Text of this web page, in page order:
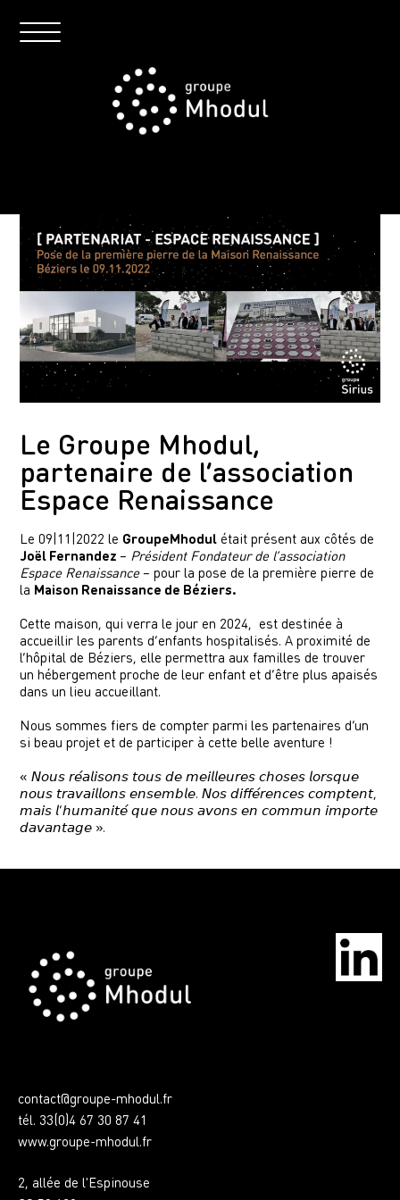
Le Groupe Mhodul,
partenaire de l’association
Espace Renaissance
Le 09|11|2022 le GroupeMhodul était présent aux côtés de
Joël Fernandez– Président Fondateur de l’association
Espace Renaissance– pour la pose de la première pierre de
la Maison Renaissance de Béziers.
Cette maison, qui verra le jour en 2024, est destinée à
accueillir les parents d’enfants hospitalisés. A proximité de
l’hôpital de Béziers, elle permettra aux familles de trouver
un hébergement proche de leur enfant et d’être plus apaisés
dans un lieu accueillant.
Nous sommes fiers de compter parmi les partenaires d’un
si beau projet et de participer à cette belle aventure !
« 𝘕𝘰𝘶𝘴 𝘳𝘦́𝘢𝘭𝘪𝘴𝘰𝘯𝘴 𝘵𝘰𝘶𝘴 𝘥𝘦 𝘮𝘦𝘪𝘭𝘭𝘦𝘶𝘳𝘦𝘴 𝘤𝘩𝘰𝘴𝘦𝘴 𝘭𝘰𝘳𝘴𝘲𝘶𝘦
𝘯𝘰𝘶𝘴 𝘵𝘳𝘢𝘷𝘢𝘪𝘭𝘭𝘰𝘯𝘴 𝘦𝘯𝘴𝘦𝘮𝘣𝘭𝘦. 𝘕𝘰𝘴 𝘥𝘪𝘧𝘧𝘦́𝘳𝘦𝘯𝘤𝘦𝘴 𝘤𝘰𝘮𝘱𝘵𝘦𝘯𝘵,
𝘮𝘢𝘪𝘴 𝘭’𝘩𝘶𝘮𝘢𝘯𝘪𝘵𝘦́ 𝘲𝘶𝘦 𝘯𝘰𝘶𝘴 𝘢𝘷𝘰𝘯𝘴 𝘦𝘯 𝘤𝘰𝘮𝘮𝘶𝘯 𝘪𝘮𝘱𝘰𝘳𝘵𝘦
𝘥𝘢𝘷𝘢𝘯𝘵𝘢𝘨𝘦 ».
contact@groupe-mhodul.fr
tél. 33(0)4 67 30 87 41
www.groupe-mhodul.fr
2, allée de l'Espinouse